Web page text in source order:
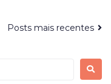
Posts mais recentes